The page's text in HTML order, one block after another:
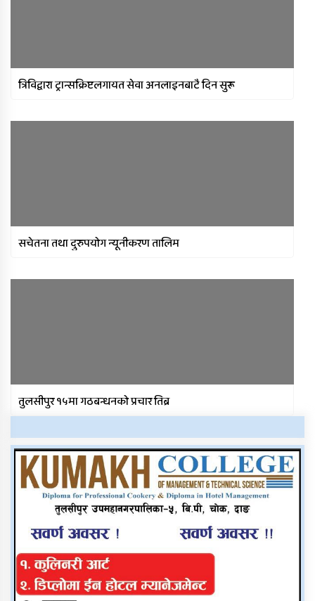
त्रिविद्वारा ट्रान्सक्रिप्टलगायत सेवा अनलाइनबाटै दिन सुरू
सचेतना तथा दुरुपयोग न्यूनीकरण तालिम
तुलसीपुर १५मा गठबन्धनको प्रचार तिब्र